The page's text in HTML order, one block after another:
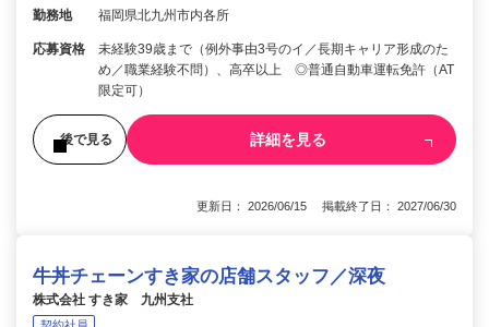
勤務地 福岡県北九州市内各所
応募資格
未経験39歳まで（例外事由3号のイ／長期キャリア形成のた
め／職業経験不問）、高卒以上 ◎普通自動車運転免許（AT
限定可）
後で見る 詳細を見る
更新日： 2026/06/15 掲載終了日： 2027/06/30
牛丼チェーンすき家の店舗スタッフ／深夜
株式会社 すき家 九州支社